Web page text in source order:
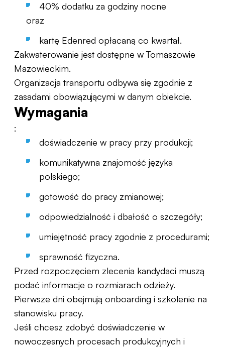
40% dodatku za godziny nocne
oraz
kartę Edenred opłacaną co kwartał.
Zakwaterowanie jest dostępne w Tomaszowie
Mazowieckim.
Organizacja transportu odbywa się zgodnie z
zasadami obowiązującymi w danym obiekcie.
Wymagania
:
doświadczenie w pracy przy produkcji;
komunikatywna znajomość języka
polskiego;
gotowość do pracy zmianowej;
odpowiedzialność i dbałość o szczegóły;
umiejętność pracy zgodnie z procedurami;
sprawność fizyczna.
Przed rozpoczęciem zlecenia kandydaci muszą
podać informacje o rozmiarach odzieży.
Pierwsze dni obejmują onboarding i szkolenie na
stanowisku pracy.
Jeśli chcesz zdobyć doświadczenie w
nowoczesnych procesach produkcyjnych i